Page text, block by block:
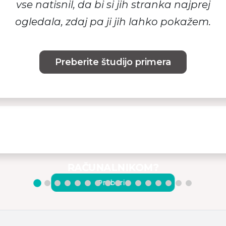
vse natisnil, da bi si jih stranka najprej
ogledala, zdaj pa ji jih lahko pokažem.
Preberite študijo primera
MISURA S PRENOSNIM
Preberi ›